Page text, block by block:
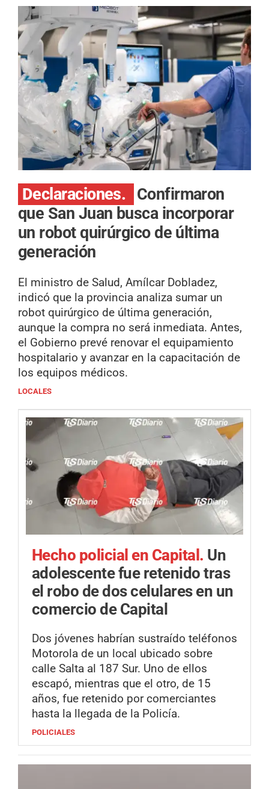
Declaraciones.
Confirmaron
que San Juan busca incorporar
un robot quirúrgico de última
generación
El ministro de Salud, Amílcar Dobladez,
indicó que la provincia analiza sumar un
robot quirúrgico de última generación,
aunque la compra no será inmediata. Antes,
el Gobierno prevé renovar el equipamiento
hospitalario y avanzar en la capacitación de
los equipos médicos.
LOCALES
Hecho policial en Capital. Un
adolescente fue retenido tras
el robo de dos celulares en un
comercio de Capital
Dos jóvenes habrían sustraído teléfonos
Motorola de un local ubicado sobre
calle Salta al 187 Sur. Uno de ellos
escapó, mientras que el otro, de 15
años, fue retenido por comerciantes
hasta la llegada de la Policía.
POLICIALES